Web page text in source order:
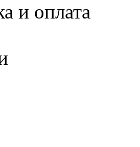
и оплата